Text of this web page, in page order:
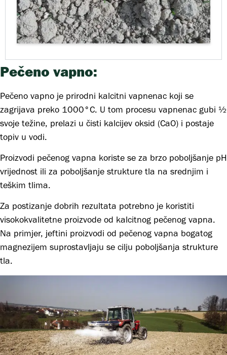
Pečeno vapno:
Pečeno vapno je prirodni kalcitni vapnenac koji se
zagrijava preko 1000°C. U tom procesu vapnenac gubi ½
svoje težine, prelazi u čisti kalcijev oksid (CaO) i postaje
topiv u vodi.
Proizvodi pečenog vapna koriste se za brzo poboljšanje pH
vrijednost ili za poboljšanje strukture tla na srednjim i
teškim tlima.
Za postizanje dobrih rezultata potrebno je koristiti
visokokvalitetne proizvode od kalcitnog pečenog vapna.
Na primjer, jeftini proizvodi od pečenog vapna bogatog
magnezijem suprostavljaju se cilju poboljšanja strukture
tla.